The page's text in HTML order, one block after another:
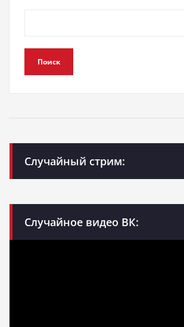
Поиск
Случайный стрим:
Случайное видео ВК: